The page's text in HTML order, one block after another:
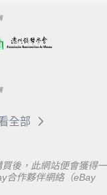
全部
後，此網站便會獲得一
合作夥伴網絡（eBay